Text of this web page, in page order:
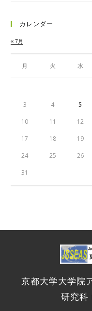
カレンダー
月 火 水
« 7月
3 4 5
10 11 12
17 18 19
24 25 26
31
京都大学大学院
研究科